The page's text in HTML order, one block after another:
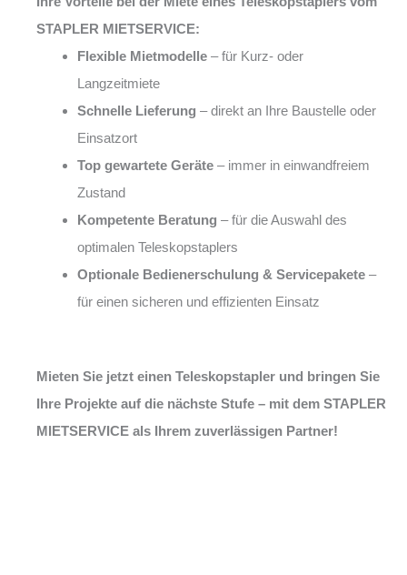
STAPLER MIETSERVICE:
Flexible Mietmodelle – für Kurz- oder
Langzeitmiete
Schnelle Lieferung – direkt an Ihre Baustelle oder
Einsatzort
Top gewartete Geräte – immer in einwandfreiem
Zustand
Kompetente Beratung – für die Auswahl des
optimalen Teleskopstaplers
Optionale Bedienerschulung & Servicepakete –
für einen sicheren und effizienten Einsatz
Mieten Sie jetzt einen Teleskopstapler und bringen Sie
Ihre Projekte auf die nächste Stufe – mit dem STAPLER
MIETSERVICE als Ihrem zuverlässigen Partner!